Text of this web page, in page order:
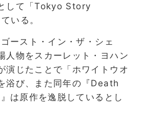
して「Tokyo Story
いる。
ースト・イン・ザ・シェ
人物をスカーレット・ヨハン
演じたことで「ホワイトウオ
浴び、また同年の『Death
は原作を逸脱しているとし